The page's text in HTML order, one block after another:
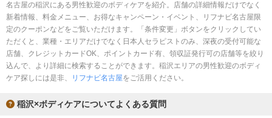
日本人スタッフのみ 女性スタッフのみ
スタッフ指名可 Ｗセラピスト
駅から徒歩5分以内
名古屋の稲沢にある男性歓迎のボディケアを紹介。店舗の詳細情報だけでなく
新着情報、料金メニュー、お得なキャンペーン・イベント、リフナビ名古屋限
定のクーポンなどをご覧いただけます。「条件変更」ボタンをクリックしてい
ただくと、業種・エリアだけでなく日本人セラピストのみ、深夜の受付可能な
店舗、クレジットカードOK、ポイントカード有、領収証発行可の店舗等を絞り
込んで、より詳細に検索することができます。稲沢エリアの男性歓迎のボディ
ケア探しには是非、
リフナビ名古屋をご活用ください。
稲沢×ボディケアについてよくある質問